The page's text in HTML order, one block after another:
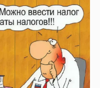
налоги? (или:
когда мы